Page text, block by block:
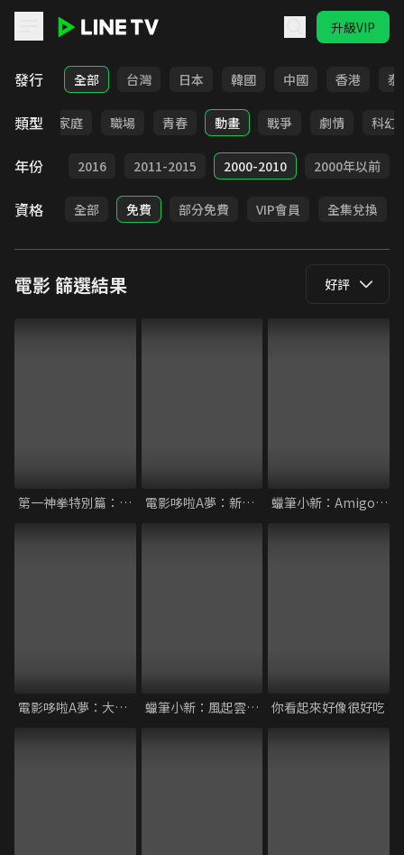
升級VIP
LINE TV - 電影
發行 全部 台灣 日本 韓國 中國 香港 泰
類型
影展 家庭 職場 青春 動畫 戰爭 劇情 科幻
年份
2017 2016 2011-2015 2000-2010 2000年以前
資格 全部 免費 部分免費 VIP會員 全集兌換
電影篩選結果 好評
第一神拳特別篇：冠軍之路 電影哆啦A夢：新大雄的宇宙開拓史 蠟筆小新：Amigo！森巴入侵計畫
電影哆啦A夢：大雄的新魔界大冒險～7人魔法使 蠟筆小新：風起雲湧！壯烈！戰國大會戰 你看起來好像很好吃